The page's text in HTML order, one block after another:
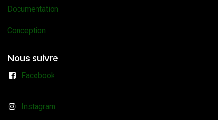
Documentation
Conception
Nous suivre
Facebook
Instagram